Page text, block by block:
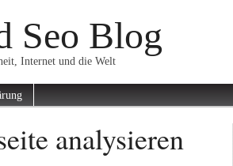
Seo Blog
Internet und die Welt
analysieren